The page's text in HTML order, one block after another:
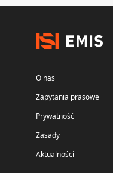
O nas
Zapytania prasowe
Prywatność
Zasady
Aktualności